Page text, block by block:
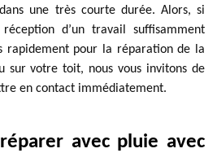
une très courte durée. Alors, si
d’un travail suffisamment
rapidement pour la réparation de la
sur votre toit, nous vous invitons de
en contact immédiatement.
avec pluie avec